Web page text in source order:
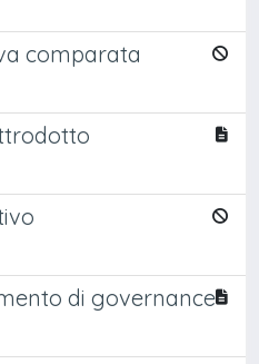
comparata
di governance